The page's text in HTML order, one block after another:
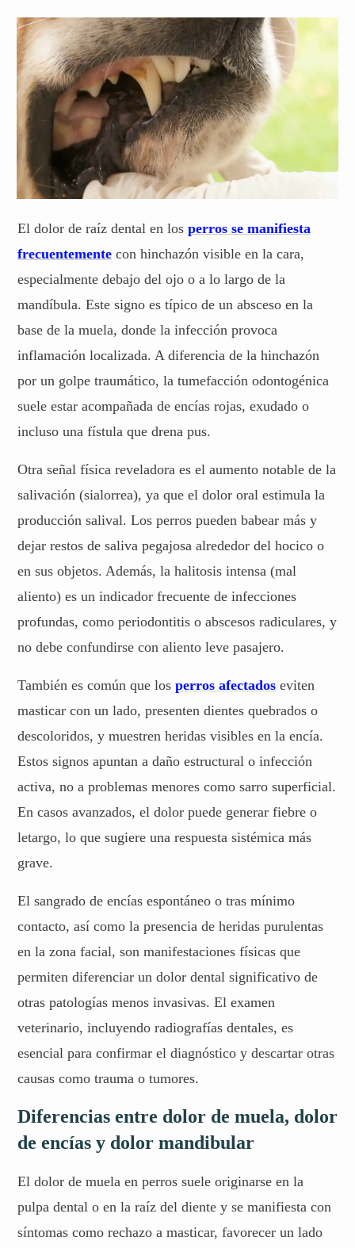
El dolor de raíz dental en los perros se manifiesta
frecuentemente con hinchazón visible en la cara,
especialmente debajo del ojo o a lo largo de la
mandíbula. Este signo es típico de un absceso en la
base de la muela, donde la infección provoca
inflamación localizada. A diferencia de la hinchazón
por un golpe traumático, la tumefacción odontogénica
suele estar acompañada de encías rojas, exudado o
incluso una fístula que drena pus.
Otra señal física reveladora es el aumento notable de la
salivación (sialorrea), ya que el dolor oral estimula la
producción salival. Los perros pueden babear más y
dejar restos de saliva pegajosa alrededor del hocico o
en sus objetos. Además, la halitosis intensa (mal
aliento) es un indicador frecuente de infecciones
profundas, como periodontitis o abscesos radiculares, y
no debe confundirse con aliento leve pasajero.
También es común que los perros afectados eviten
masticar con un lado, presenten dientes quebrados o
descoloridos, y muestren heridas visibles en la encía.
Estos signos apuntan a daño estructural o infección
activa, no a problemas menores como sarro superficial.
En casos avanzados, el dolor puede generar fiebre o
letargo, lo que sugiere una respuesta sistémica más
grave.
El sangrado de encías espontáneo o tras mínimo
contacto, así como la presencia de heridas purulentas
en la zona facial, son manifestaciones físicas que
permiten diferenciar un dolor dental significativo de
otras patologías menos invasivas. El examen
veterinario, incluyendo radiografías dentales, es
esencial para confirmar el diagnóstico y descartar otras
causas como trauma o tumores.
Diferencias entre dolor de muela, dolor
de encías y dolor mandibular
El dolor de muela en perros suele originarse en la
pulpa dental o en la raíz del diente y se manifiesta con
síntomas como rechazo a masticar, favorecer un lado